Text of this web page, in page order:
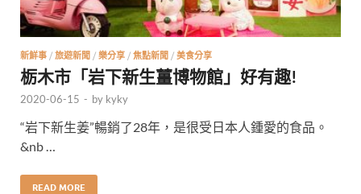
新鮮事 / 旅遊新聞 / 樂分享 / 焦點新聞 / 美食分享
栃木市「岩下新生薑博物館」好有趣!
2020-06-15 - by kyky
“岩下新生姜”暢銷了28年，是很受日本人鍾愛的食品。
&nb …
READ MORE